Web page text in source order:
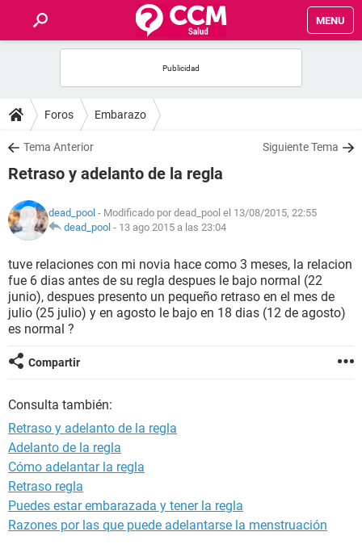
MENU
FOROS
SALUD
NUTRICIÓN
BIENESTAR
SEXUALIDAD
GLOSARIO
Foros Embarazo
Tema Anterior Siguiente Tema
Retraso y adelanto de la regla
dead_pool - Modificado por dead_pool el 13/08/2015, 22:55
dead_pool - 13 ago 2015 a las 23:04
tuve relaciones con mi novia hace como 3 meses, la relacion
fue 6 dias antes de su regla despues le bajo normal (22
junio), despues presento un pequeño retraso en el mes de
julio (25 julio) y en agosto le bajo en 18 dias (12 de agosto)
es normal ?
Compartir
Consulta también:
Retraso y adelanto de la regla
Adelanto de la regla
Cómo adelantar la regla
Retraso regla
Puedes estar embarazada y tener la regla
Razones por las que puede adelantarse la menstruación